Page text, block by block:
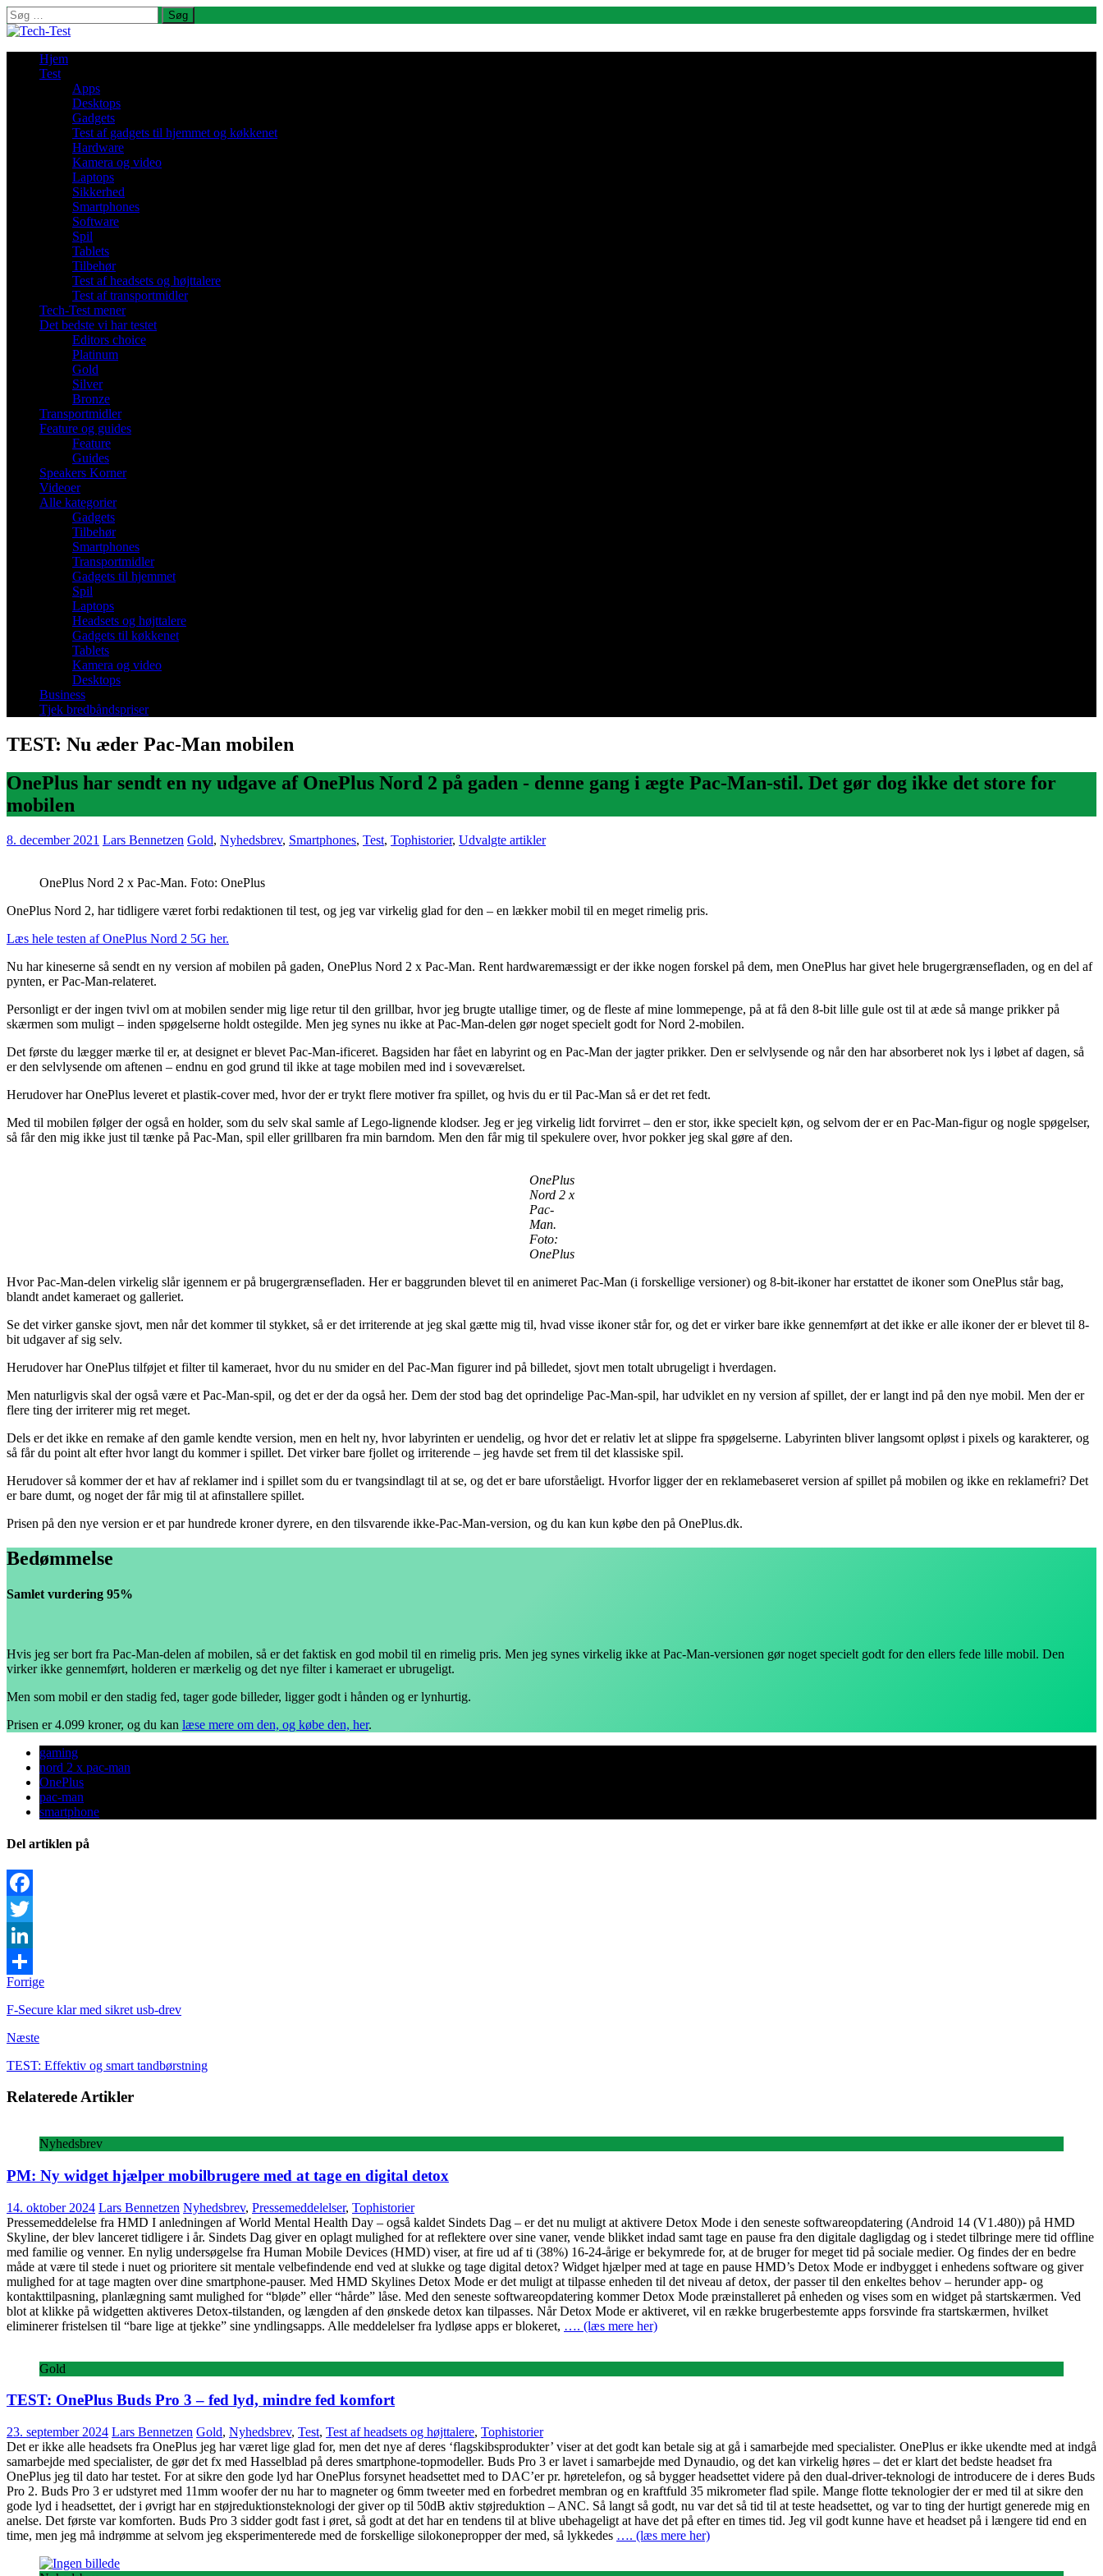
Søg
efter:
Hjem
Test
Apps
Desktops
Gadgets
Test af gadgets til hjemmet og køkkenet
Hardware
Kamera og video
Laptops
Sikkerhed
Smartphones
Software
Spil
Tablets
Tilbehør
Test af headsets og højttalere
Test af transportmidler
Tech-Test mener
Det bedste vi har testet
Editors choice
Platinum
Gold
Silver
Bronze
Transportmidler
Feature og guides
Feature
Guides
Speakers Korner
Videoer
Alle kategorier
Gadgets
Tilbehør
Smartphones
Transportmidler
Gadgets til hjemmet
Spil
Laptops
Headsets og højttalere
Gadgets til køkkenet
Tablets
Kamera og video
Desktops
Business
Tjek bredbåndspriser
TEST: Nu æder Pac-Man mobilen
OnePlus har sendt en ny udgave af OnePlus Nord 2 på gaden - denne gang i ægte Pac-Man-stil. Det gør dog ikke det store for
mobilen
8. december 2021 Lars Bennetzen Gold, Nyhedsbrev, Smartphones, Test, Tophistorier, Udvalgte artikler
OnePlus Nord 2 x Pac-Man. Foto: OnePlus
OnePlus Nord 2, har tidligere været forbi redaktionen til test, og jeg var virkelig glad for den – en lækker mobil til en meget rimelig pris.
Læs hele testen af OnePlus Nord 2 5G her.
Nu har kineserne så sendt en ny version af mobilen på gaden, OnePlus Nord 2 x Pac-Man. Rent hardwaremæssigt er der ikke nogen forskel på dem, men OnePlus har givet hele brugergrænsefladen, og en del af
pynten, er Pac-Man-relateret.
Personligt er der ingen tvivl om at mobilen sender mig lige retur til den grillbar, hvor jeg brugte utallige timer, og de fleste af mine lommepenge, på at få den 8-bit lille gule ost til at æde så mange prikker på
skærmen som muligt – inden spøgelserne holdt ostegilde. Men jeg synes nu ikke at Pac-Man-delen gør noget specielt godt for Nord 2-mobilen.
Det første du lægger mærke til er, at designet er blevet Pac-Man-ificeret. Bagsiden har fået en labyrint og en Pac-Man der jagter prikker. Den er selvlysende og når den har absorberet nok lys i løbet af dagen, så
er den selvlysende om aftenen – endnu en god grund til ikke at tage mobilen med ind i soveværelset.
Herudover har OnePlus leveret et plastik-cover med, hvor der er trykt flere motiver fra spillet, og hvis du er til Pac-Man så er det ret fedt.
Med til mobilen følger der også en holder, som du selv skal samle af Lego-lignende klodser. Jeg er jeg virkelig lidt forvirret – den er stor, ikke specielt køn, og selvom der er en Pac-Man-figur og nogle spøgelser,
så får den mig ikke just til tænke på Pac-Man, spil eller grillbaren fra min barndom. Men den får mig til spekulere over, hvor pokker jeg skal gøre af den.
OnePlus
Nord 2 x
Pac-
Man.
Foto:
OnePlus
Hvor Pac-Man-delen virkelig slår igennem er på brugergrænsefladen. Her er baggrunden blevet til en animeret Pac-Man (i forskellige versioner) og 8-bit-ikoner har erstattet de ikoner som OnePlus står bag,
blandt andet kameraet og galleriet.
Se det virker ganske sjovt, men når det kommer til stykket, så er det irriterende at jeg skal gætte mig til, hvad visse ikoner står for, og det er virker bare ikke gennemført at det ikke er alle ikoner der er blevet til 8-
bit udgaver af sig selv.
Herudover har OnePlus tilføjet et filter til kameraet, hvor du nu smider en del Pac-Man figurer ind på billedet, sjovt men totalt ubrugeligt i hverdagen.
Men naturligvis skal der også være et Pac-Man-spil, og det er der da også her. Dem der stod bag det oprindelige Pac-Man-spil, har udviklet en ny version af spillet, der er langt ind på den nye mobil. Men der er
flere ting der irriterer mig ret meget.
Dels er det ikke en remake af den gamle kendte version, men en helt ny, hvor labyrinten er uendelig, og hvor det er relativ let at slippe fra spøgelserne. Labyrinten bliver langsomt opløst i pixels og karakterer, og
så får du point alt efter hvor langt du kommer i spillet. Det virker bare fjollet og irriterende – jeg havde set frem til det klassiske spil.
Herudover så kommer der et hav af reklamer ind i spillet som du er tvangsindlagt til at se, og det er bare uforståeligt. Hvorfor ligger der en reklamebaseret version af spillet på mobilen og ikke en reklamefri? Det
er bare dumt, og noget der får mig til at afinstallere spillet.
Prisen på den nye version er et par hundrede kroner dyrere, en den tilsvarende ikke-Pac-Man-version, og du kan kun købe den på OnePlus.dk.
Bedømmelse
Samlet vurdering 95%
Hvis jeg ser bort fra Pac-Man-delen af mobilen, så er det faktisk en god mobil til en rimelig pris. Men jeg synes virkelig ikke at Pac-Man-versionen gør noget specielt godt for den ellers fede lille mobil. Den
virker ikke gennemført, holderen er mærkelig og det nye filter i kameraet er ubrugeligt.
Men som mobil er den stadig fed, tager gode billeder, ligger godt i hånden og er lynhurtig.
Prisen er 4.099 kroner, og du kan læse mere om den, og købe den, her.
gaming
nord 2 x pac-man
OnePlus
pac-man
smartphone
Del artiklen på
Facebook
Twitter
LinkedIn
Share
Forrige
F-Secure klar med sikret usb-drev
Næste
TEST: Effektiv og smart tandbørstning
Relaterede Artikler
Nyhedsbrev
PM: Ny widget hjælper mobilbrugere med at tage en digital detox
14. oktober 2024 Lars Bennetzen Nyhedsbrev, Pressemeddelelser, Tophistorier
Pressemeddelelse fra HMD I anledningen af World Mental Health Day – også kaldet Sindets Dag – er det nu muligt at aktivere Detox Mode i den seneste softwareopdatering (Android 14 (V1.480)) på HMD
Skyline, der blev lanceret tidligere i år. Sindets Dag giver en oplagt mulighed for at reflektere over sine vaner, vende blikket indad samt tage en pause fra den digitale dagligdag og i stedet tilbringe mere tid offline
med familie og venner. En nylig undersøgelse fra Human Mobile Devices (HMD) viser, at fire ud af ti (38%) 16-24-årige er bekymrede for, at de bruger for meget tid på sociale medier. Og findes der en bedre
måde at være til stede i nuet og prioritere sit mentale velbefindende end ved at slukke og tage digital detox? Widget hjælper med at tage en pause HMD’s Detox Mode er indbygget i enhedens software og giver
mulighed for at tage magten over dine smartphone-pauser. Med HMD Skylines Detox Mode er det muligt at tilpasse enheden til det niveau af detox, der passer til den enkeltes behov – herunder app- og
kontakttilpasning, planlægning samt mulighed for “bløde” eller “hårde” låse. Med den seneste softwareopdatering kommer Detox Mode præinstalleret på enheden og vises som en widget på startskærmen. Ved
blot at klikke på widgetten aktiveres Detox-tilstanden, og længden af den ønskede detox kan tilpasses. Når Detox Mode er aktiveret, vil en række brugerbestemte apps forsvinde fra startskærmen, hvilket
eliminerer fristelsen til “bare lige at tjekke” sine yndlingsapps. Alle meddelelser fra lydløse apps er blokeret, …. (læs mere her)
Gold
TEST: OnePlus Buds Pro 3 – fed lyd, mindre fed komfort
23. september 2024 Lars Bennetzen Gold, Nyhedsbrev, Test, Test af headsets og højttalere, Tophistorier
Det er ikke alle headsets fra OnePlus jeg har været lige glad for, men det nye af deres ‘flagskibsprodukter’ viser at det godt kan betale sig at gå i samarbejde med specialister. OnePlus er ikke ukendte med at indgå
samarbejde med specialister, de gør det fx med Hasselblad på deres smartphone-topmodeller. Buds Pro 3 er lavet i samarbejde med Dynaudio, og det kan virkelig høres – det er klart det bedste headset fra
OnePlus jeg til dato har testet. For at sikre den gode lyd har OnePlus forsynet headsettet med to DAC’er pr. høretelefon, og så bygger headsettet videre på den dual-driver-teknologi de introducere de i deres Buds
Pro 2. Buds Pro 3 er udstyret med 11mm woofer der nu har to magneter og 6mm tweeter med en forbedret membran og en kraftfuld 35 mikrometer flad spile. Mange flotte teknologier der er med til at sikre den
gode lyd i headsettet, der i øvrigt har en støjreduktionsteknologi der giver op til 50dB aktiv støjreduktion – ANC. Så langt så godt, nu var det så tid til at teste headsettet, og var to ting der hurtigt generede mig en
anelse. Det første var komforten. Buds Pro 3 sidder godt fast i øret, så godt at det har en tendens til at blive ubehageligt at have det på efter en times tid. Jeg vil godt kunne have et headset på i længere tid end en
time, men jeg må indrømme at selvom jeg eksperimenterede med de forskellige silokonepropper der med, så lykkedes …. (læs mere her)